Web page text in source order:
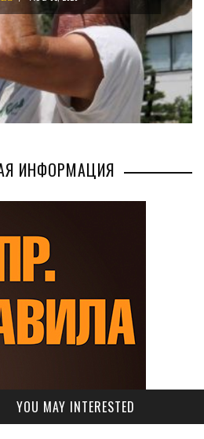
YOU MAY INTERESTED
ИНФОРМАЦИЯ